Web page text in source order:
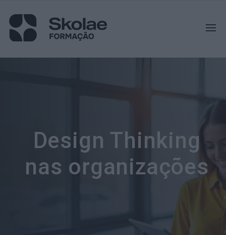
Design Thinking
nas organizações